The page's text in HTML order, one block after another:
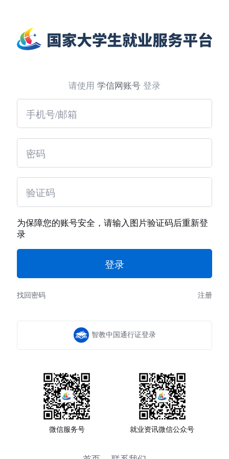
请使用 学信网账号 登录
为保障您的账号安全，请输入图片验证码后重新登
录
找回密码 注册
智教中国通行证登录
微信服务号 就业资讯微信公众号